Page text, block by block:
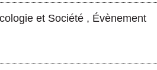
et Société , Évènement